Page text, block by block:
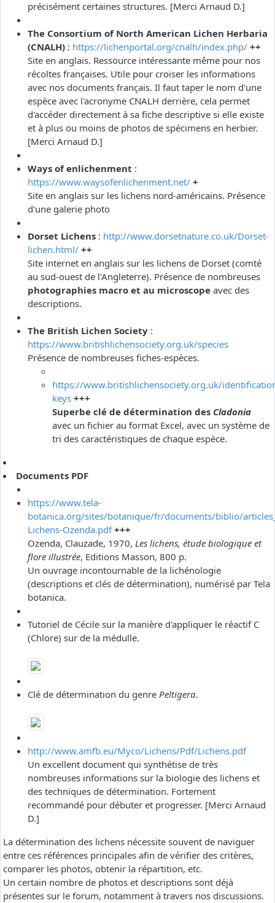
précisément certaines structures. [Merci Arnaud D.]
The Consortium of North American Lichen Herbaria
(CNALH) : https://lichenportal.org/cnalh/index.php/ ++
Site en anglais. Ressource intéressante même pour nos
récoltes françaises. Utile pour croiser les informations
avec nos documents français. Il faut taper le nom d'une
espèce avec l'acronyme CNALH derrière, cela permet
d'accéder directement à sa fiche descriptive si elle existe
et à plus ou moins de photos de spécimens en herbier.
[Merci Arnaud D.]
Ways of enlichenment :
https://www.waysofenlichenment.net/ +
Site en anglais sur les lichens nord-américains. Présence
d'une galerie photo
Dorset Lichens : http://www.dorsetnature.co.uk/Dorset-
lichen.html/ ++
Site internet en anglais sur les lichens de Dorset (comté
au sud-ouest de l'Angleterre). Présence de nombreuses
photographies macro et au microscope avec des
descriptions.
The British Lichen Society :
https://www.britishlichensociety.org.uk/species
Présence de nombreuses fiches-espèces.
https://www.britishlichensociety.org.uk/
keys +++
Superbe clé de détermination des Cladonia
avec un fichier au format Excel, avec un système de
tri des caractéristiques de chaque espèce.
Documents PDF
https://www.tela-
botanica.org/sites/botanique/fr/documents/biblio/
Lichens-Ozenda.pdf +++
Ozenda, Clauzade, 1970, Les lichens, étude biologique et
flore illustrée, Editions Masson, 800 p.
Un ouvrage incontournable de la lichénologie
(descriptions et clés de détermination), numérisé par Tela
botanica.
Tutoriel de Cécile sur la manière d'appliquer le réactif C
(Chlore) sur de la médulle.
Clé de détermination du genre Peltigera.
http://www.amfb.eu/Myco/Lichens/Pdf/Lichens.pdf
Un excellent document qui synthétise de très
nombreuses informations sur la biologie des lichens et
des techniques de détermination. Fortement
recommandé pour débuter et progresser. [Merci Arnaud
D.]
La détermination des lichens nécessite souvent de naviguer
entre ces références principales afin de vérifier des critères,
comparer les photos, obtenir la répartition, etc.
Un certain nombre de photos et descriptions sont déjà
présentes sur le forum, notamment à travers nos discussions.